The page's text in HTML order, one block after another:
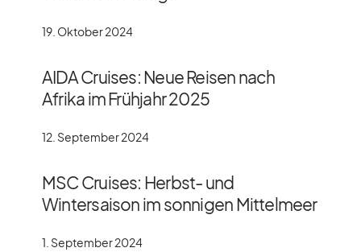
19. Oktober 2024
AIDA Cruises: Neue Reisen nach
Afrika im Frühjahr 2025
12. September 2024
MSC Cruises: Herbst- und
Wintersaison im sonnigen Mittelmeer
1. September 2024